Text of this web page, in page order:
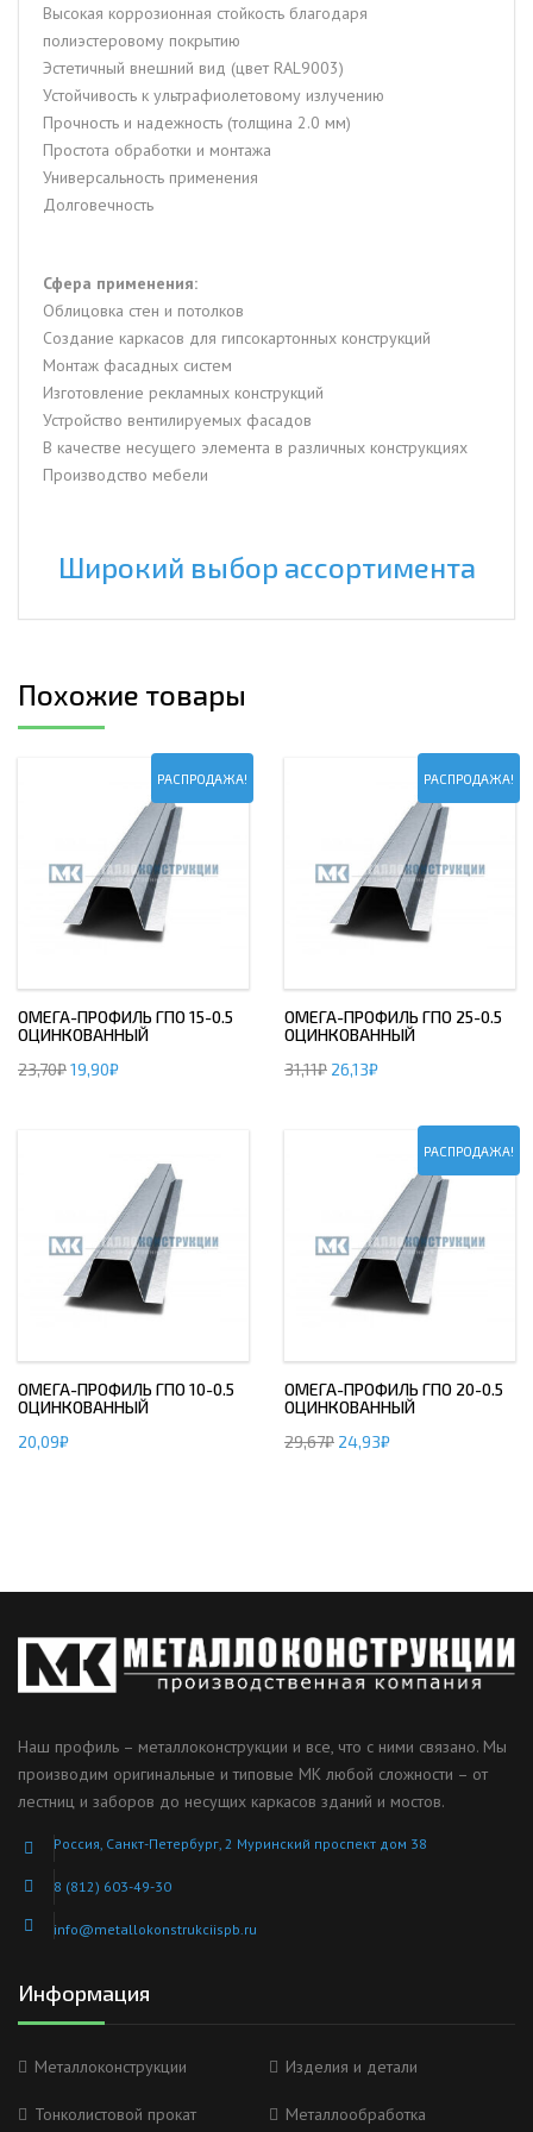
Высокая коррозионная стойкость благодаря
полиэстеровому покрытию
Эстетичный внешний вид (цвет RAL9003)
Устойчивость к ультрафиолетовому излучению
Прочность и надежность (толщина 2.0 мм)
Простота обработки и монтажа
Универсальность применения
Долговечность
Сфера применения:
Облицовка стен и потолков
Создание каркасов для гипсокартонных конструкций
Монтаж фасадных систем
Изготовление рекламных конструкций
Устройство вентилируемых фасадов
В качестве несущего элемента в различных конструкциях
Производство мебели
Широкий выбор ассортимента
Похожие товары
РАСПРОДАЖА!
ОМЕГА-ПРОФИЛЬ ГПО 15-0.5
ОЦИНКОВАННЫЙ
23,70₽19,90₽
РАСПРОДАЖА!
ОМЕГА-ПРОФИЛЬ ГПО 25-0.5
ОЦИНКОВАННЫЙ
31,11₽ 26,13₽
ОМЕГА-ПРОФИЛЬ ГПО 10-0.5
ОЦИНКОВАННЫЙ
20,09₽
РАСПРОДАЖА!
ОМЕГА-ПРОФИЛЬ ГПО 20-0.5
ОЦИНКОВАННЫЙ
29,67₽ 24,93₽
Наш профиль – металлоконструкции и все, что с ними связано. Мы
производим оригинальные и типовые МК любой сложности – от
лестниц и заборов до несущих каркасов зданий и мостов.
Россия, Санкт-Петербург, 2 Муринский проспект дом 38
8 (812) 603-49-30
info@metallokonstrukciispb.ru
Информация
Металлоконструкции Изделия и детали
Тонколистовой прокат Металлообработка